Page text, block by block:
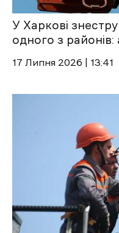
У Харкові
одного з районів:
17 Липня 2026 | 13:41